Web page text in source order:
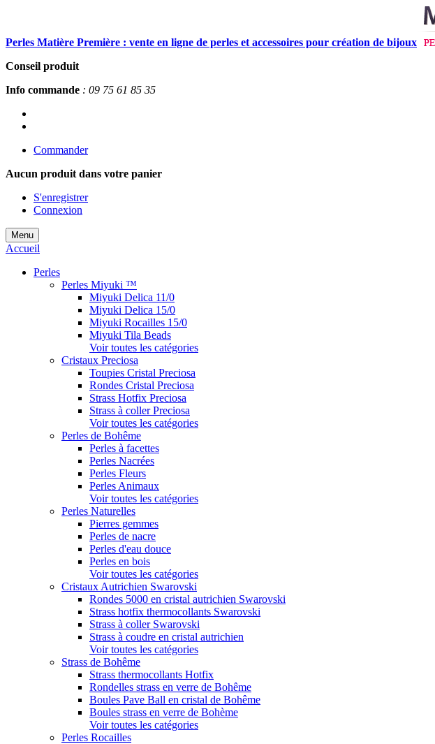
Perles Matière Première : vente en ligne de perles et accessoires pour création de bijoux
Conseil produit
Info commande : 09 75 61 85 35
Commander
Aucun produit dans votre panier
S'enregistrer
Connexion
Menu
Accueil
Perles
Perles Miyuki ™
Miyuki Delica 11/0
Miyuki Delica 15/0
Miyuki Rocailles 15/0
Miyuki Tila Beads
Voir toutes les catégories
Cristaux Preciosa
Toupies Cristal Preciosa
Rondes Cristal Preciosa
Strass Hotfix Preciosa
Strass à coller Preciosa
Voir toutes les catégories
Perles de Bohême
Perles à facettes
Perles Nacrées
Perles Fleurs
Perles Animaux
Voir toutes les catégories
Perles Naturelles
Pierres gemmes
Perles de nacre
Perles d'eau douce
Perles en bois
Voir toutes les catégories
Cristaux Autrichien Swarovski
Rondes 5000 en cristal autrichien Swarovski
Strass hotfix thermocollants Swarovski
Strass à coller Swarovski
Strass à coudre en cristal autrichien
Voir toutes les catégories
Strass de Bohême
Strass thermocollants Hotfix
Rondelles strass en verre de Bohême
Boules Pave Ball en cristal de Bohême
Boules strass en verre de Bohème
Voir toutes les catégories
Perles Rocailles